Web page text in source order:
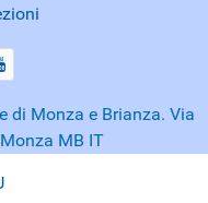
di Monza e Brianza. Via
MB IT